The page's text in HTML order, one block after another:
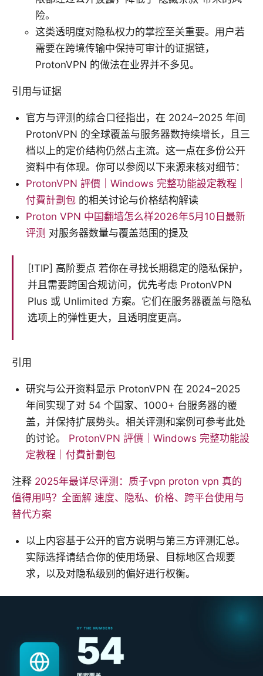
险。
这类透明度对隐私权力的掌控至关重要。用户若
需要在跨境传输中保持可审计的证据链，
ProtonVPN 的做法在业界并不多见。
引用与证据
官方与评测的综合口径指出，在 2024–2025 年间
ProtonVPN 的全球覆盖与服务器数持续增长，且三
档以上的定价结构仍然占主流。这一点在多份公开
资料中有体现。你可以参阅以下来源来核对细节：
ProtonVPN 評價｜Windows 完整功能設定教程｜
付費計劃包 的相关讨论与价格结构解读
Proton VPN 中囯翻墙怎么样2026年5月10日最新
评测 对服务器数量与覆盖范围的提及
[!TIP] 高阶要点 若你在寻找长期稳定的隐私保护，
并且需要跨国合规访问，优先考虑 ProtonVPN
Plus 或 Unlimited 方案。它们在服务器覆盖与隐私
选项上的弹性更大，且透明度更高。
引用
研究与公开资料显示 ProtonVPN 在 2024–2025
年间实现了对 54 个国家、1000+ 台服务器的覆
盖，并保持扩展势头。相关评测和案例可参考此处
的讨论。 ProtonVPN 評價｜Windows 完整功能設
定教程｜付費計劃包
注释 2025年最详尽评测：质子vpn proton vpn 真的
值得用吗？全面解 速度、隐私、价格、跨平台使用与
替代方案
以上内容基于公开的官方说明与第三方评测汇总。
实际选择请结合你的使用场景、目标地区合规要
求，以及对隐私级别的偏好进行权衡。